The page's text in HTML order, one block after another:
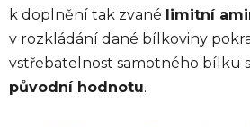
k doplnění tak zvané limitní
v rozkládání dané bílkoviny
vstřebatelnost samotného bílku
původní hodnotu.